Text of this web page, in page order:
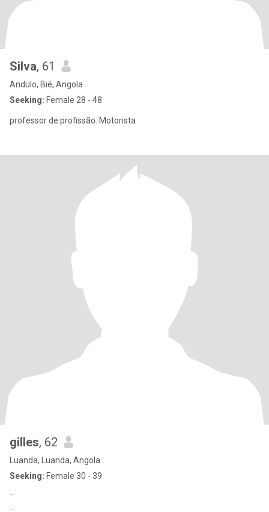
Silva, 61
Andulo, Bié, Angola
Seeking: Female 28 - 48
professor de profissão. Motorista
gilles, 62
Luanda, Luanda, Angola
Seeking: Female 30 - 39